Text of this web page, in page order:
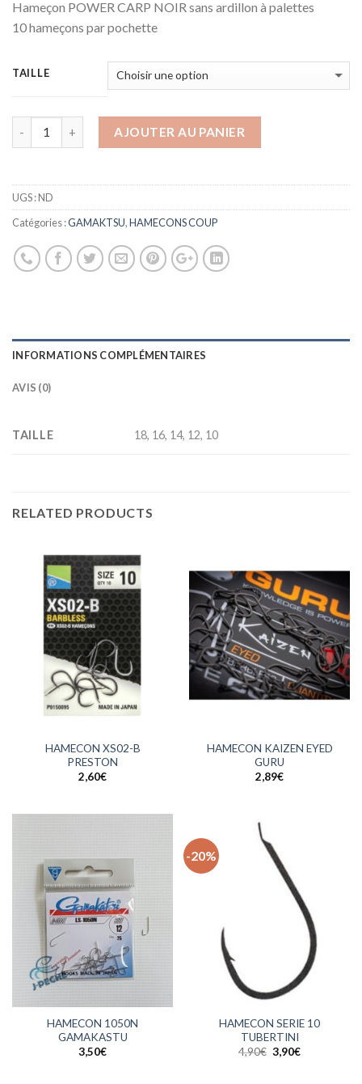
Hameçon POWER CARP NOIR sans ardillon à palettes
10 hameçons par pochette
TAILLE
AJOUTER AU PANIER
UGS :ND
Catégories :GAMAKTSU,HAMECONS COUP
INFORMATIONS COMPLÉMENTAIRES
AVIS (0)
TAILLE 18, 16, 14, 12, 10
RELATED PRODUCTS
HAMECON XS02-B
PRESTON
2,60€
HAMECON KAIZEN EYED
GURU
2,89€
HAMECON 1050N
GAMAKASTU
3,50€
-20%
HAMECON SERIE 10
TUBERTINI
4,90€ Le
prix
3,90€Le